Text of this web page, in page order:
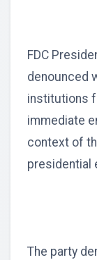
FDC
denounced
institutions
immediate
context of
presidential
The party